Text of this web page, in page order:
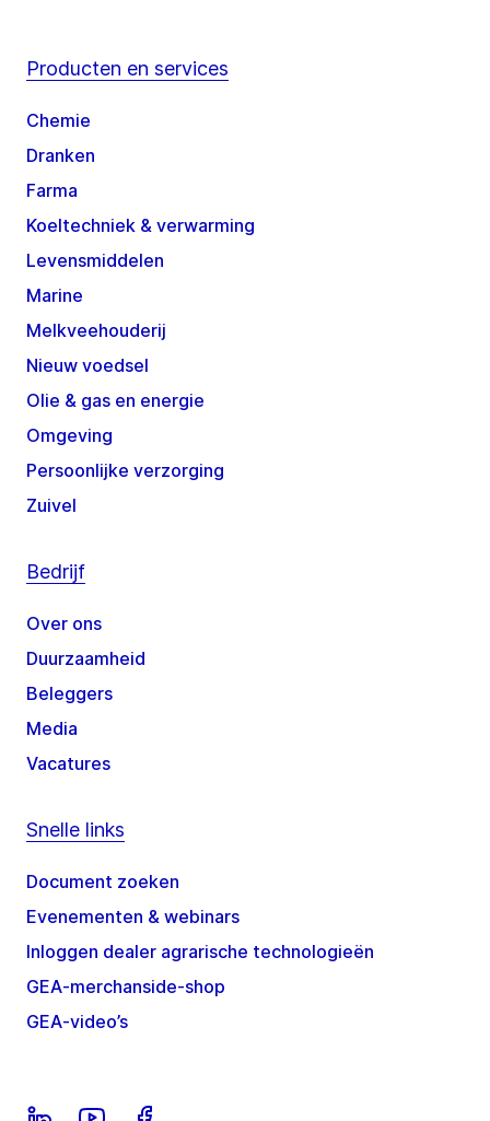
Producten en services
Chemie
Dranken
Farma
Koeltechniek & verwarming
Levensmiddelen
Marine
Melkveehouderij
Nieuw voedsel
Olie & gas en energie
Omgeving
Persoonlijke verzorging
Zuivel
Bedrijf
Over ons
Duurzaamheid
Beleggers
Media
Vacatures
Snelle links
Document zoeken
Evenementen & webinars
Inloggen dealer agrarische technologieën
GEA-merchanside-shop
GEA-video’s